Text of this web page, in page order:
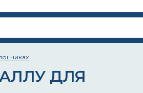
ДЛЯ